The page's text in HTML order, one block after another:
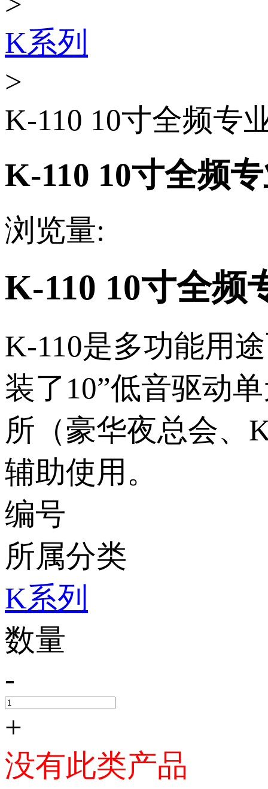
K系列
>
K-110 10寸全频专
K-110 10寸全频
浏览量:
K-110 10寸全频
K-110是多功能用途
装了10”低音驱动单
所（豪华夜总会、
辅助使用。
编号
所属分类
K系列
数量
-
+
没有此类产品